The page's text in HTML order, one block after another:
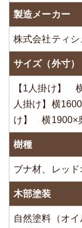
製造メーカー
株式会社ティシ
サイズ（外寸）
【1人掛け】
人掛け】横
け】 横1900×
樹種
ブナ材、レッ
木部塗装
自然塗料（オイ